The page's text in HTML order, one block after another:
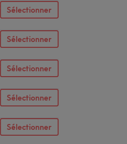
Sélectionner
Sélectionner
Sélectionner
Sélectionner
Sélectionner